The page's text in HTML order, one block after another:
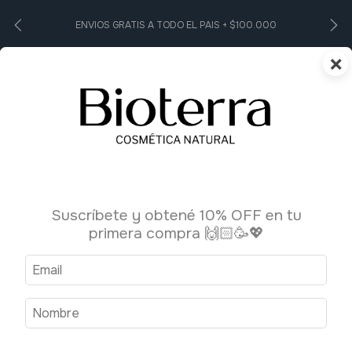
ENVIOS GRATIS A TODO EL PAIS + $100.000
0
Desodorante
Ordenar por:
×
Suscríbete y obtené 10% OFF en tu
primera compra 🙌🏻🥳💖